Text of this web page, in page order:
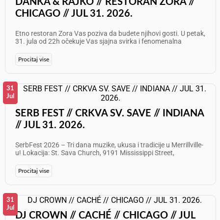
DANKA & RAJKO // RESTORAN ZORA //
CHICAGO // JUL 31. 2026.
Etno restoran Zora Vas poziva da budete njihovi gosti. U petak,
31. jula od 22h očekuje Vas sjajna svirka i fenomenalna
Informacije i rezervacije: 773 625 7087 Želimo Vam odličan
provod!
Procitaj vise
SERB FEST // CRKVA SV. SAVE // INDIANA
// JUL 31. 2026.
SerbFest 2026 – Tri dana muzike, ukusa i tradicije u Merrillville-
u! Lokacija: St. Sava Church, 9191 Mississippi Street,
uživo muzici tokom celog vikenda na tradicionalnom SerbFest-
u 2026! Ovo nezaboravno trodnevno okupljanje donosi bogat
kulturni program, autentične ukuse sa roštilja i iz pekare, i
sjajnu atmosferu za celu porodicu. PROGRAM: Petak, 31. jul:
Festival zvanično otvoren za posetioce – od 12.00 do 24.00
Počinje prodaja kupona za hranu i piće – plaćanje isključivo
gotovinom (bankomat je dostupan) Počinje prodaja hrane
Procitaj vise
31
Jul
DJ CROWN // CACHÉ // CHICAGO // JUL
31
Jul